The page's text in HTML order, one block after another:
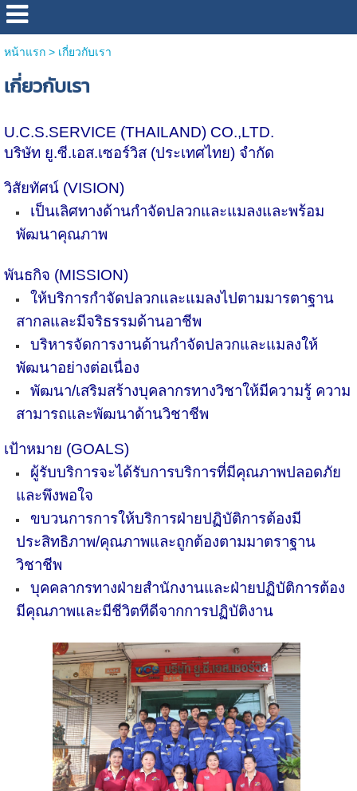
หน้าแรก> เกี่ยวกับเรา
เกี่ยวกับเรา
U.C.S.SERVICE (THAILAND) CO.,LTD.
บริษัท ยู.ซี.เอส.เซอร์วิส (ประเทศไทย) จำกัด
วิสัยทัศน์ (VISION)
เป็นเลิศทางด้านกำจัดปลวกและแมลงและพร้อม
พัฒนาคุณภาพ
พันธกิจ (MISSION)
ให้บริการกำจัดปลวกและแมลงไปตามมารตาฐาน
สากลและมีจริธรรมด้านอาชีพ
บริหารจัดการงานด้านกำจัดปลวกและแมลงให้
พัฒนาอย่างต่อเนื่อง
พัฒนา/เสริมสร้างบุคลากรทางวิชาให้มีความรู้ ความ
สามารถและพัฒนาด้านวิชาชีพ
เป้าหมาย (GOALS)
ผู้รับบริการจะได้รับการบริการที่มีคุณภาพปลอดภัย
และพึงพอใจ
ขบวนการการให้บริการฝ่ายปฏิบัติการต้องมี
ประสิทธิภาพ/คุณภาพและถูกต้องตามมาตราฐาน
วิชาชีพ
บุคคลากรทางฝ่ายสำนักงานและฝ่ายปฏิบัติการต้อง
มีคุณภาพและมีชีวิตทีดีจากการปฏิบัติงาน